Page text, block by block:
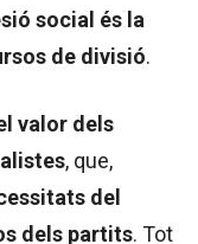
social és la
de divisió.
valor dels
, que,
del
dels partits. Tot